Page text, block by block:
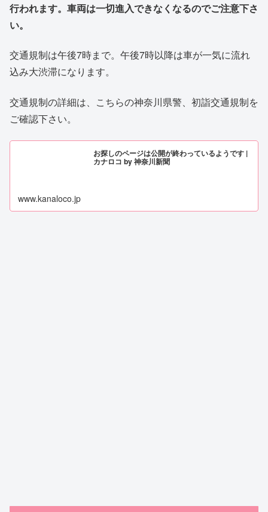
行われます。車両は一切進入できなくなるのでご注意下さ
い。
交通規制は午後7時まで。午後7時以降は車が一気に流れ
込み大渋滞になります。
交通規制の詳細は、こちらの神奈川県警、初詣交通規制を
ご確認下さい。
お探しのページは公開が終わっているようです |
カナロコ by 神奈川新聞
www.kanaloco.jp